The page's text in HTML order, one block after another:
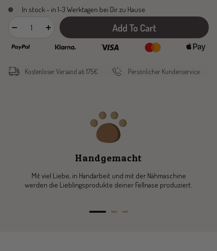
In stock - in 1-3 Werktagen bei Dir zu Hause
Decrease
quantity
Increase
quantity
Add To Cart
Kostenloser Versand ab 175€ Persönlicher Kundenservice
Handgemacht
Mit viel Liebe, in Handarbeit und mit der Nähmaschine
werden die Lieblingsprodukte deiner Fellnase produziert.